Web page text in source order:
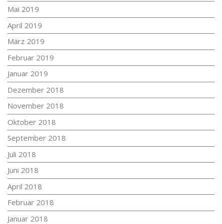
Mai 2019
April 2019
März 2019
Februar 2019
Januar 2019
Dezember 2018
November 2018
Oktober 2018
September 2018
Juli 2018
Juni 2018
April 2018
Februar 2018
Januar 2018